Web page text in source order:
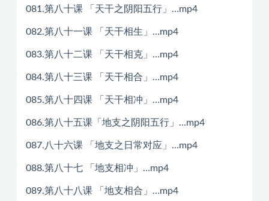
081.第八十课 「天干之阴阳五行」…mp4
082.第八十一课 「天干相生」…mp4
083.第八十二课 「天干相克」…mp4
084.第八十三课 「天干相合」…mp4
085.第八十四课 「天干相冲」…mp4
086.第八十五课「地支之阴阳五行」…mp4
087.八十六课 「地支之日常对应」…mp4
088.第八十七 「地支相冲」…mp4
089.第八十八课 「地支相合」…mp4